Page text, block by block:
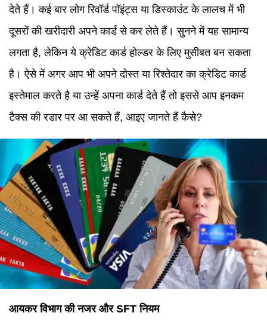
देते हैं। कई बार लोग रिवॉर्ड पॉइंट्स या डिस्काउंट के लालच में भी
दूसरों की खरीदारी अपने कार्ड से कर लेते हैं। सुनने में यह सामान्य
लगता है, लेकिन ये क्रेडिट कार्ड होल्डर के लिए मुसीबत बन सकता
है। ऐसे में अगर आप भी अपने दोस्त या रिश्तेदार का क्रेडिट कार्ड
इस्तेमाल करते है या उन्हें अपना कार्ड देते हैं तो इससे आप इनकम
टैक्स की रडार पर आ सकते हैं, आइए जानते हैं कैसे?
आयकर विभाग की नजर और SFT नियम